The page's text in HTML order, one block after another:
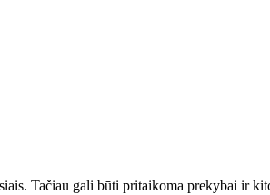
Tačiau gali būti pritaikoma prekybai ir